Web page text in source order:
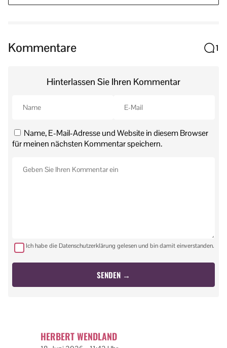
Kommentare 1
Hinterlassen Sie Ihren Kommentar
Name, E-Mail-Adresse und Website in diesem Browser
für meinen nächsten Kommentar speichern.
Ich habe die Datenschutzerklärung gelesen und bin damit einverstanden.
HERBERT WENDLAND